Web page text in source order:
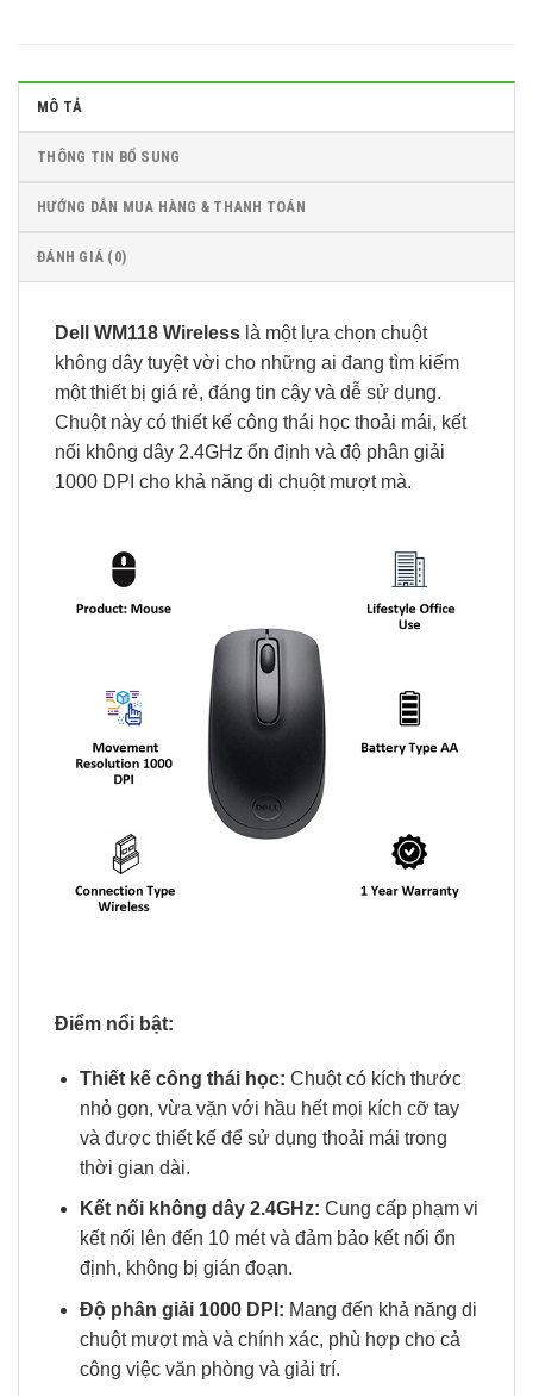
MÔ TẢ
THÔNG TIN BỔ SUNG
HƯỚNG DẪN MUA HÀNG & THANH TOÁN
ĐÁNH GIÁ (0)
Dell WM118 Wireless là một lựa chọn chuột
không dây tuyệt vời cho những ai đang tìm kiếm
một thiết bị giá rẻ, đáng tin cậy và dễ sử dụng.
Chuột này có thiết kế công thái học thoải mái, kết
nối không dây 2.4GHz ổn định và độ phân giải
1000 DPI cho khả năng di chuột mượt mà.
Điểm nổi bật:
Thiết kế công thái học: Chuột có kích thước
nhỏ gọn, vừa vặn với hầu hết mọi kích cỡ tay
và được thiết kế để sử dụng thoải mái trong
thời gian dài.
Kết nối không dây 2.4GHz: Cung cấp phạm vi
kết nối lên đến 10 mét và đảm bảo kết nối ổn
định, không bị gián đoạn.
Độ phân giải 1000 DPI: Mang đến khả năng di
chuột mượt mà và chính xác, phù hợp cho cả
công việc văn phòng và giải trí.